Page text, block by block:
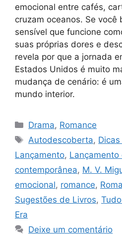
emocional entre cafés,
cruzam oceanos. Se você
sensível que funcione
suas próprias dores e
revela por que a jornada
Estados Unidos é muito
mudança de cenário: é
mundo interior.
Categorias
Drama, Romance
Tags
Autodescoberta,
Lançamento, Lançamento
contemporânea, M. V.
emocional, romance,
Sugestões de Livros,
Era
Deixe um comentário